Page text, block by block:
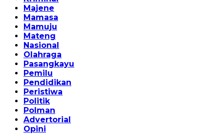
Majene
Mamasa
Mamuju
Mateng
Nasional
Olahraga
Pasangkayu
Pemilu
Pendidikan
Peristiwa
Politik
Polman
Advertorial
Opini